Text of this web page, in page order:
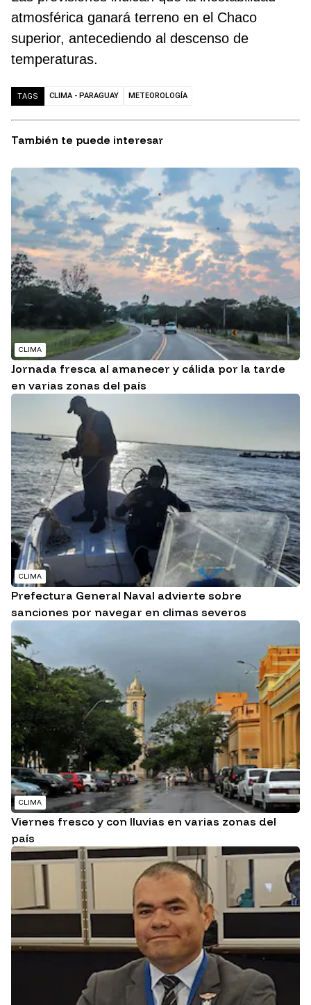
atmosférica ganará terreno en el Chaco
superior, antecediendo al descenso de
temperaturas.
TAGS CLIMA - PARAGUAY METEOROLOGÍA
También te puede interesar
CLIMA
Jornada fresca al amanecer y cálida por la tarde
en varias zonas del país
CLIMA
Prefectura General Naval advierte sobre
sanciones por navegar en climas severos
CLIMA
Viernes fresco y con lluvias en varias zonas del
país